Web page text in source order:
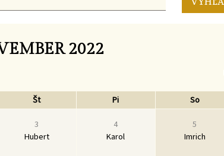
2022
Št Pi So
3
Hubert
4
Karol
5
Imrich